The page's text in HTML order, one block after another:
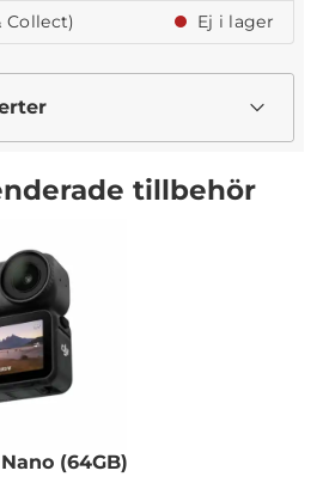
Collect)
Ej i lager
tillbehör
(64GB)